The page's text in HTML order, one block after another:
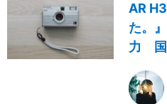
AR
た。
力 国